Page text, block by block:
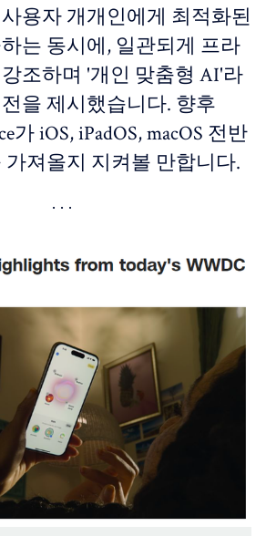
용자 개개인에게 최적화된
는 동시에, 일관되게 프라
조하며 '개인 맞춤형 AI'라
을 제시했습니다. 향후
가 iOS, iPadOS, macOS 전반
져올지 지켜볼 만합니다.